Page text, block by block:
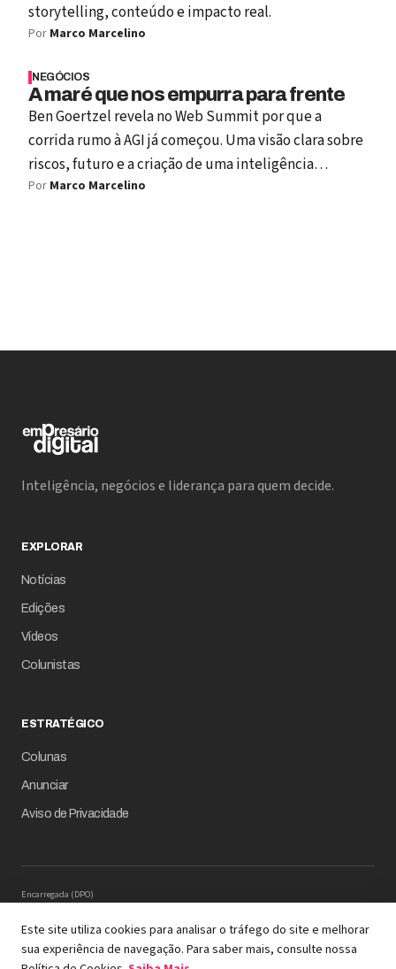
storytelling, conteúdo e impacto real.
Por Marco Marcelino
NEGÓCIOS
A maré que nos empurra para frente
Ben Goertzel revela no Web Summit por que a
corrida rumo à AGI já começou. Uma visão clara sobre
riscos, futuro e a criação de uma inteligência
descentralizada.
Por Marco Marcelino
Inteligência, negócios e liderança para quem decide.
EXPLORAR
Notícias
Edições
Vídeos
Colunistas
ESTRATÉGICO
Colunas
Anunciar
Aviso de Privacidade
Encarregada (DPO)
Solicitação de Titular – Serinews
Preencher o formulário
© 2026 Revista Empresário Digital
Este site utiliza cookies para analisar o tráfego do site e melhorar
sua experiência de navegação. Para saber mais, consulte nossa